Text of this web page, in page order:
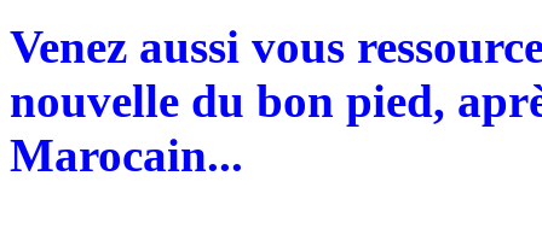
Venez aussi vous
nouvelle du bon pied,
Marocain...